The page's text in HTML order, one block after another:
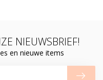
NIEUWSBRIEF!
en nieuwe items